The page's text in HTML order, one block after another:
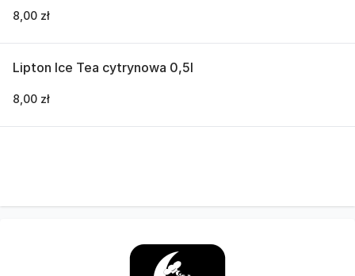
8,00 zł
Lipton Ice Tea cytrynowa 0,5l
8,00 zł